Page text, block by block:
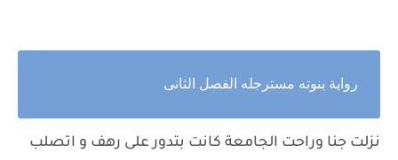
رواية بنوته مسترجله الفصل الثانى
نزلت جنا وراحت الجامعة كانت بتدور على رهف و اتصلب